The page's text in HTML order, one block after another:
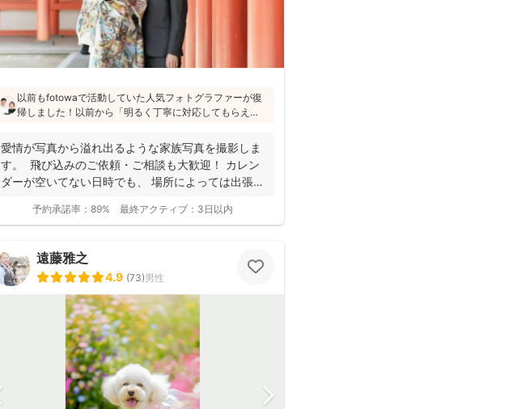
以前もfotowaで活動していた人気フォトグラファーが復
帰しました！以前から「明るく丁寧に対応してもらえ
と好評です♪特にニューボーンフォトは様々な研修を受講
し、クオリティ高いお写真をお届けされています(^^)
愛情が写真から溢れ出るような家族写真を撮影しま
す。 飛び込みのご依頼・ご相談も大歓迎！ カレン
ダーが空いてない日時でも、 場所によっては出張で
予約承諾率： 89% 最終アクティブ： 3日以内
遠藤雅之
4.9 (73)男性